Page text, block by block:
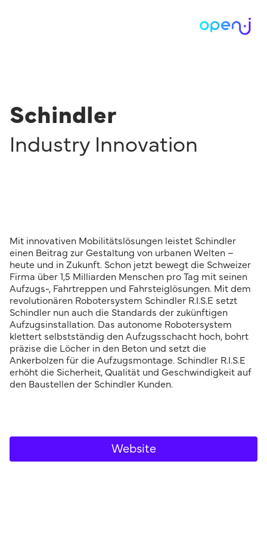
Schindler
Industry Innovation
Mit innovativen Mobilitätslösungen leistet Schindler
einen Beitrag zur Gestaltung von urbanen Welten –
heute und in Zukunft. Schon jetzt bewegt die Schweizer
Firma über 1,5 Milliarden Menschen pro Tag mit seinen
Aufzugs-, Fahrtreppen und Fahrsteiglösungen. Mit dem
revolutionären Robotersystem Schindler R.I.S.E setzt
Schindler nun auch die Standards der zukünftigen
Aufzugsinstallation. Das autonome Robotersystem
klettert selbstständig den Aufzugsschacht hoch, bohrt
präzise die Löcher in den Beton und setzt die
Ankerbolzen für die Aufzugsmontage. Schindler R.I.S.E
erhöht die Sicherheit, Qualität und Geschwindigkeit auf
den Baustellen der Schindler Kunden.
Website